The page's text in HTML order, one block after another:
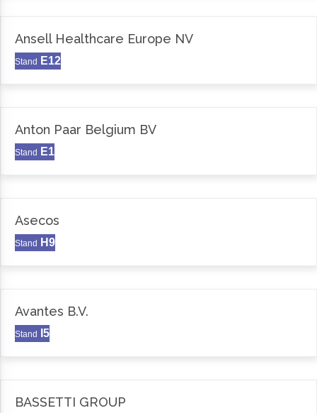
Ansell Healthcare Europe NV
Stand E12
Anton Paar Belgium BV
Stand E1
Asecos
Stand H9
Avantes B.V.
Stand I5
BASSETTI GROUP